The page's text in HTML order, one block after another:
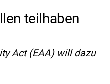
teilhaben
Act (EAA) will dazu